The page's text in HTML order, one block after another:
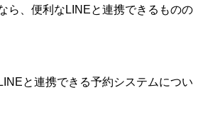
ら、便利なLINEと連携できるものの
と連携できる予約システムについ